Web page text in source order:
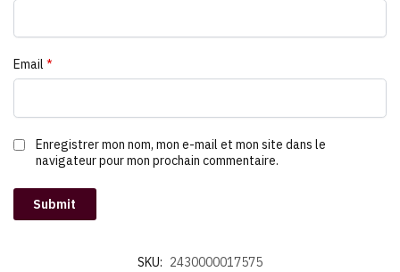
Email *
Enregistrer mon nom, mon e-mail et mon site dans le
navigateur pour mon prochain commentaire.
SKU: 2430000017575